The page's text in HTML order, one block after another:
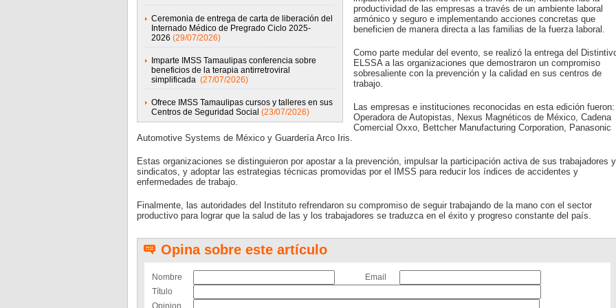
Ceremonia de entrega de carta de liberación del
Internado Médico de Pregrado Ciclo 2025-
2026 (29/07/2026)
Imparte IMSS Tamaulipas conferencia sobre
beneficios de la terapia antirretroviral
simplificada (27/07/2026)
Ofrece IMSS Tamaulipas cursos y talleres en sus
Centros de Seguridad Social (23/07/2026)
productividad de las empresas a través de un ambiente laboral
armónico y seguro e implementando acciones concretas que
beneficien de manera directa a las familias de la fuerza laboral.
Como parte medular del evento, se realizó la entrega del
ELSSA a las organizaciones que demostraron un compromiso
sobresaliente con la prevención y la calidad en sus centros de
trabajo.
Las empresas e instituciones reconocidas en esta edición fueron:
Operadora de Autopistas, Nexus Magnéticos de México, Cadena
Comercial Oxxo, Bettcher Manufacturing Corporation, Panasonic
Automotive Systems de México y Guardería Arco Iris.
Estas organizaciones se distinguieron por apostar a la prevención, impulsar la participación activa de sus trabajadores y
sindicatos, y adoptar las estrategias técnicas promovidas por el IMSS para reducir los índices de accidentes y
enfermedades de trabajo.
Finalmente, las autoridades del Instituto refrendaron su compromiso de seguir trabajando de la mano con el sector
productivo para lograr que la salud de las y los trabajadores se traduzca en el éxito y progreso constante del país.
Opina sobre este artículo
Nombre
Email
Título
Opinion